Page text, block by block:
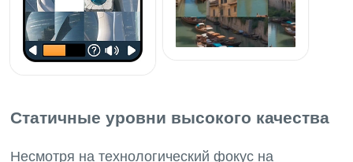
Статичные уровни высокого качества
Несмотря на технологический фокус на